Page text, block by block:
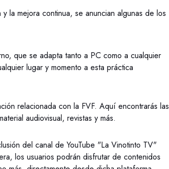
la mejora continua, se anuncian algunas de los
que se adapta tanto a PC como a cualquier
lugar y momento a esta práctica
relacionada con la FVF. Aquí encontrarás las
audiovisual, revistas y más.
del canal de YouTube "La Vinotinto TV"
los usuarios podrán disfrutar de contenidos